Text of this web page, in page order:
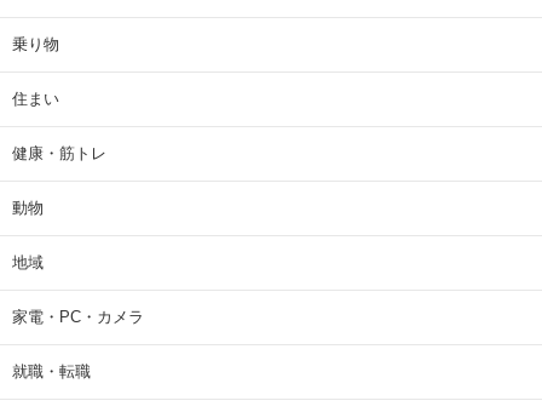
乗り物
住まい
健康・筋トレ
動物
地域
家電・PC・カメラ
就職・転職